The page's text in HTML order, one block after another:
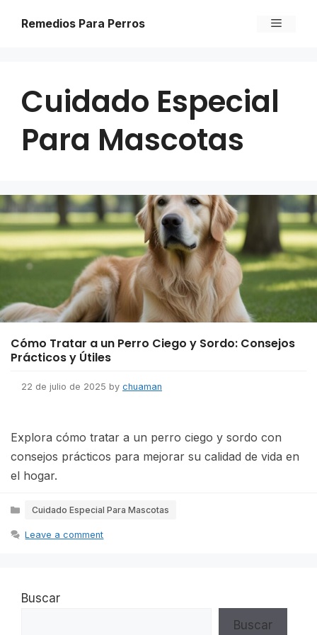
Remedios Para Perros Menu
Cuidado Especial
Para Mascotas
Cómo Tratar a un Perro Ciego y Sordo: Consejos
Prácticos y Útiles
22 de julio de 2025 by chuaman
Explora cómo tratar a un perro ciego y sordo con
consejos prácticos para mejorar su calidad de vida en
el hogar.
Categories
Cuidado Especial Para Mascotas
Leave a comment
Buscar
Buscar